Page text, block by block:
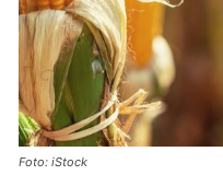
Foto: iStock